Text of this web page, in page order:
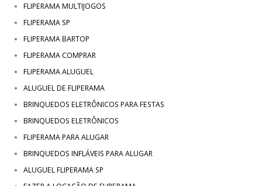
FLIPERAMA MULTIJOGOS
FLIPERAMA SP
FLIPERAMA BARTOP
FLIPERAMA COMPRAR
FLIPERAMA ALUGUEL
ALUGUEL DE FLIPERAMA
BRINQUEDOS ELETRÔNICOS PARA FESTAS
BRINQUEDOS ELETRÔNICOS
FLIPERAMA PARA ALUGAR
BRINQUEDOS INFLÁVEIS PARA ALUGAR
ALUGUEL FLIPERAMA SP